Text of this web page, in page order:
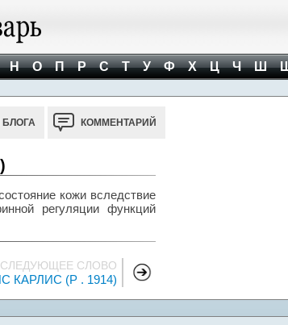
Н О П Р С Т У Ф Х Ц Ч Ш
БЛОГА КОММЕНТАРИЙ
кожи вследствие
регуляции функций
СЛЕДУЮЩЕЕ СЛОВО
КАРЛИС (Р . 1914)